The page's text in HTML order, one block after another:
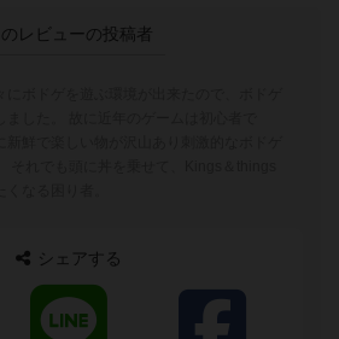
のレビューの投稿者
シェアする